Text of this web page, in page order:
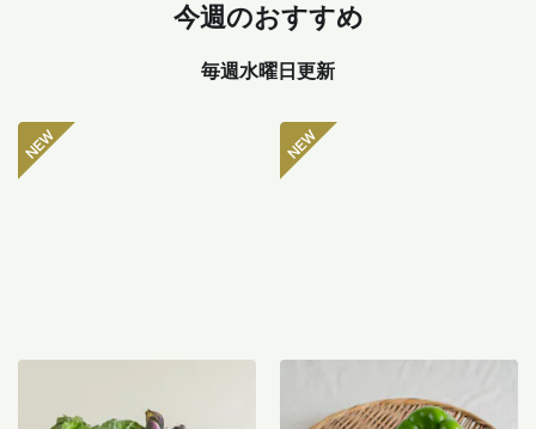
今週のおすすめ
毎週水曜日更新
マン 300g